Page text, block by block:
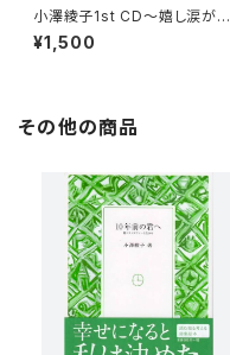
小澤綾子1st CD〜嬉し涙が止
まらない〜
¥1,500
その他の商品